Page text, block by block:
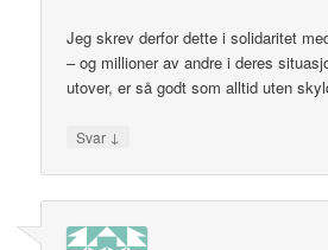
Jeg skrev derfor dette i solidaritet
– og millioner av andre i deres
utover, er så godt som alltid uten
Svar ↓